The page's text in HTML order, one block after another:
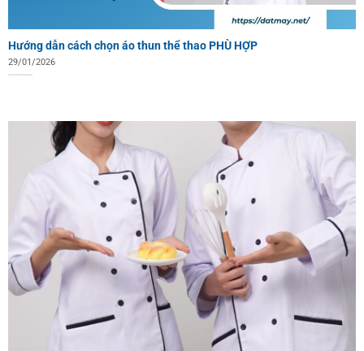
Hướng dẫn cách chọn áo thun thể thao PHÙ HỢP
29/01/2026